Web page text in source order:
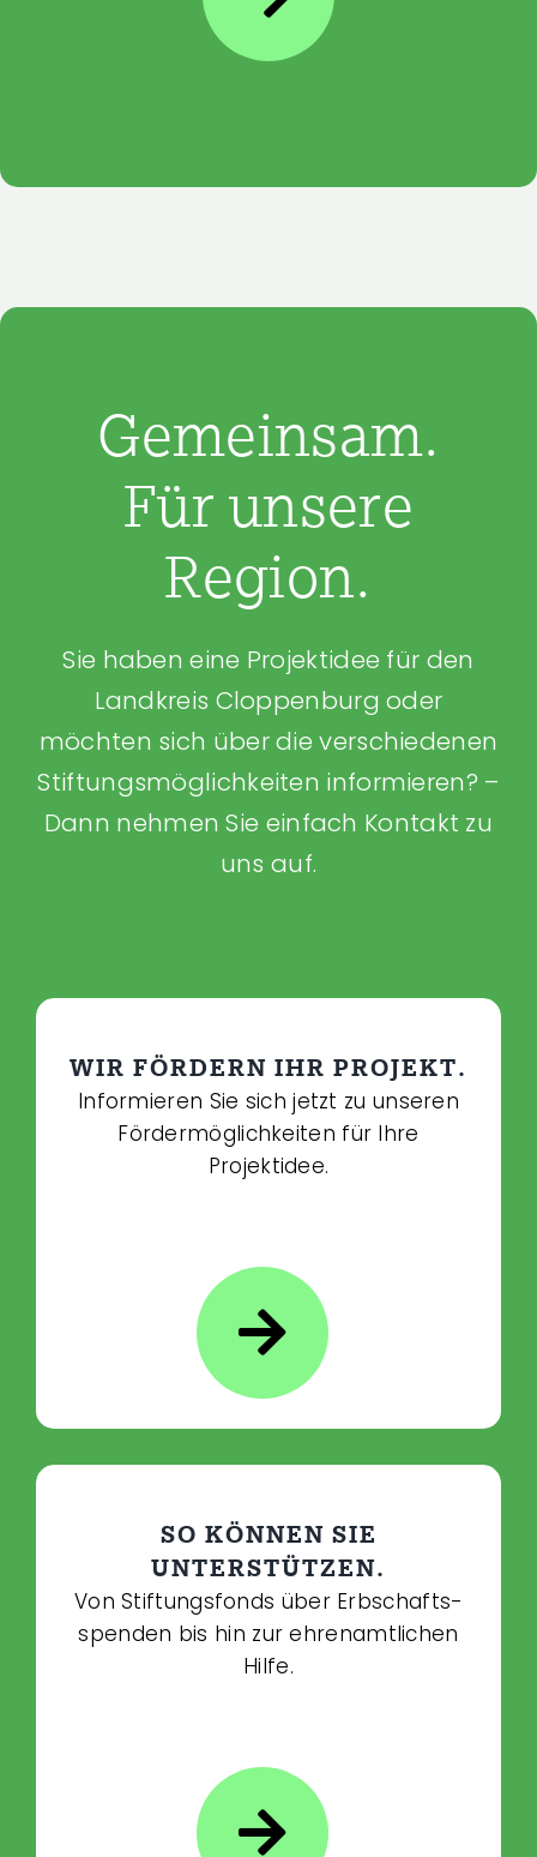
Gemeinsam.
Für unsere
Region.
Sie haben eine Projektidee für den
Landkreis Cloppenburg oder
möchten sich über die verschiedenen
Stiftungsmöglichkeiten informieren? –
Dann nehmen Sie einfach Kontakt zu
uns auf.
WIR FÖRDERN IHR PROJEKT.
Informieren Sie sich jetzt zu unseren
Fördermöglichkeiten für Ihre
Projektidee.
SO KÖNNEN SIE
UNTERSTÜTZEN.
Von Stiftungsfonds über Erbschafts­­
spenden bis hin zur ehrenamtlichen
Hilfe.